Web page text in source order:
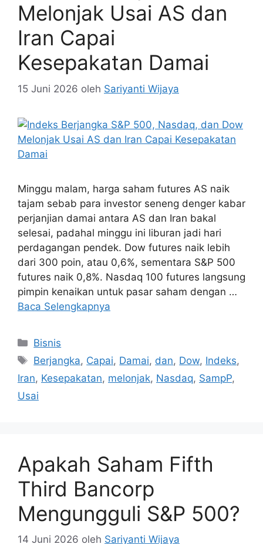
Melonjak Usai AS dan
Iran Capai
Kesepakatan Damai
15 Juni 2026 oleh Sariyanti Wijaya
Minggu malam, harga saham futures AS naik
tajam sebab para investor seneng denger kabar
perjanjian damai antara AS dan Iran bakal
selesai, padahal minggu ini liburan jadi hari
perdagangan pendek. Dow futures naik lebih
dari 300 poin, atau 0,6%, sementara S&P 500
futures naik 0,8%. Nasdaq 100 futures langsung
pimpin kenaikan untuk pasar saham dengan …
Baca Selengkapnya
Kategori
Bisnis
Tag
Berjangka, Capai, Damai, dan, Dow, Indeks,
Iran, Kesepakatan, melonjak, Nasdaq, SampP,
Usai
Apakah Saham Fifth
Third Bancorp
Mengungguli S&P 500?
14 Juni 2026 oleh Sariyanti Wijaya